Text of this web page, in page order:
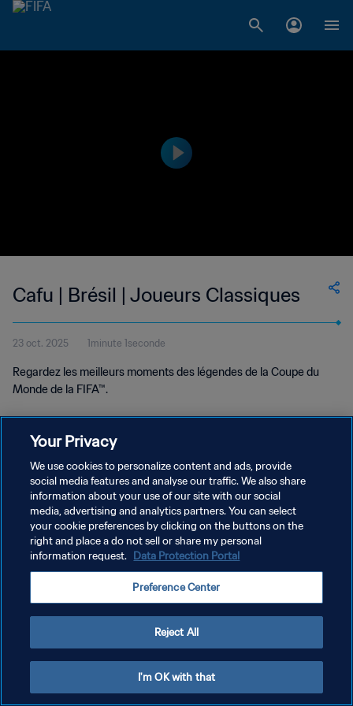
Cafu | Brésil | Joueurs Classiques
23 oct. 2025 1minute 1seconde
Regardez les meilleurs moments des légendes de la Coupe du
Monde de la FIFA™.
POLITIQUE DE CONFIDENTIALITÉ
CONDITIONS D'UTILISATION
GÉRER VOS PRÉFÉRENCES SUR LES COOKIES
Your Privacy
We use cookies to personalize content and ads, provide
social media features and analyse our traffic. We also share
information about your use of our site with our social
media, advertising and analytics partners. You can select
your cookie preferences by clicking on the buttons on the
right and place a do not sell or share my personal
information request. Data Protection Portal
Preference Center
Reject All
I'm OK with that